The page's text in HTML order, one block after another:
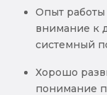
Опыт работы
внимание к
системный
Хорошо
понимание